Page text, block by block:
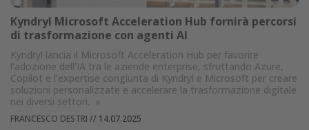
Kyndryl Microsoft Acceleration Hub fornirà percorsi
di trasformazione con agenti AI
Kyndryl lancia il Microsoft Acceleration Hub per favorire
l’adozione dell’IA tra le aziende enterprise, sfruttando Azure,
Copilot e l’expertise congiunta di Kyndryl e Microsoft per creare
soluzioni personalizzate e accelerare la trasformazione digitale
nei diversi settori. »
FRANCESCO DESTRI // 14.07.2025